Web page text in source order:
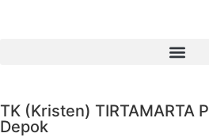
TK (Kristen) TIRTAMARTA
Depok